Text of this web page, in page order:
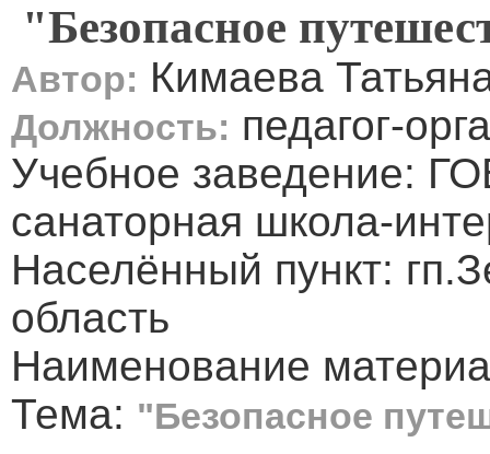
"Безопасное
Автор: Кимаева
Должность: педагог-
Учебное заведение:
санаторная школа-
Населённый пункт:
область
Наименование
Тема: "Безопасное